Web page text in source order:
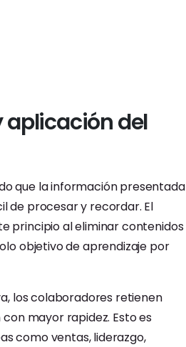
aplicación del
que la información presentada
de procesar y recordar. El
principio al eliminar contenidos
objetivo de aprendizaje por
los colaboradores retienen
mayor rapidez. Esto es
como ventas, liderazgo,